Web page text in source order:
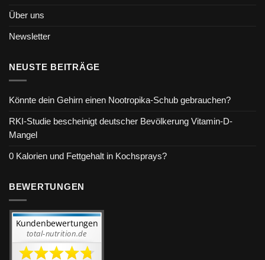
Über uns
Newsletter
NEUSTE BEITRÄGE
Könnte dein Gehirn einen Nootropika-Schub gebrauchen?
RKI-Studie bescheinigt deutscher Bevölkerung Vitamin-D-
Mangel
0 Kalorien und Fettgehalt in Kochsprays?
BEWERTUNGEN